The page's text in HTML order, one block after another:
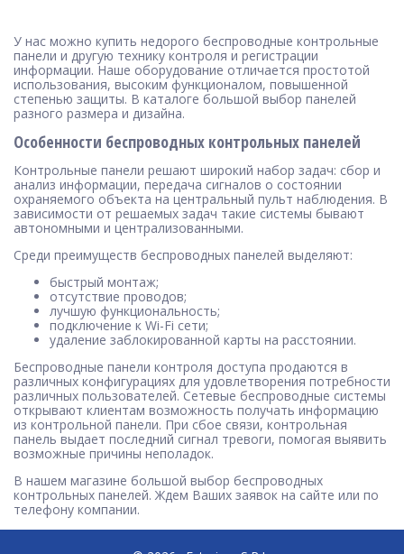
У нас можно купить недорого беспроводные контрольные
панели и другую технику контроля и регистрации
информации. Наше оборудование отличается простотой
использования, высоким функционалом, повышенной
степенью защиты. В каталоге большой выбор панелей
разного размера и дизайна.
Особенности беспроводных контрольных панелей
Контрольные панели решают широкий набор задач: сбор и
анализ информации, передача сигналов о состоянии
охраняемого объекта на центральный пульт наблюдения. В
зависимости от решаемых задач такие системы бывают
автономными и централизованными.
Среди преимуществ беспроводных панелей выделяют:
быстрый монтаж;
отсутствие проводов;
лучшую функциональность;
подключение к Wi-Fi сети;
удаление заблокированной карты на расстоянии.
Беспроводные панели контроля доступа продаются в
различных конфигурациях для удовлетворения потребности
различных пользователей. Сетевые беспроводные системы
открывают клиентам возможность получать информацию
из контрольной панели. При сбое связи, контрольная
панель выдает последний сигнал тревоги, помогая выявить
возможные причины неполадок.
В нашем магазине большой выбор беспроводных
контрольных панелей. Ждем Ваших заявок на сайте или по
телефону компании.